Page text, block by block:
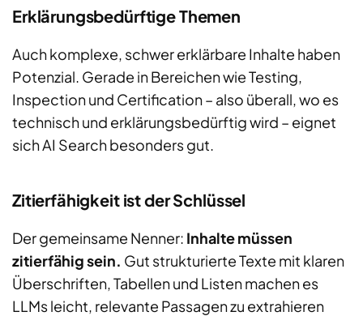
Erklärungsbedürftige Themen
Auch komplexe, schwer erklärbare Inhalte haben
Potenzial. Gerade in Bereichen wie Testing,
Inspection und Certification – also überall, wo es
technisch und erklärungsbedürftig wird – eignet
sich AI Search besonders gut.
Zitierfähigkeit ist der Schlüssel
Der gemeinsame Nenner: Inhalte müssen
zitierfähig sein. Gut strukturierte Texte mit klaren
Überschriften, Tabellen und Listen machen es
LLMs leicht, relevante Passagen zu extrahieren